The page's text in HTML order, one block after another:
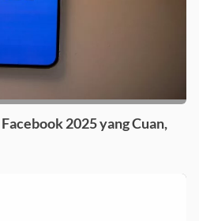
2025 yang Cuan,